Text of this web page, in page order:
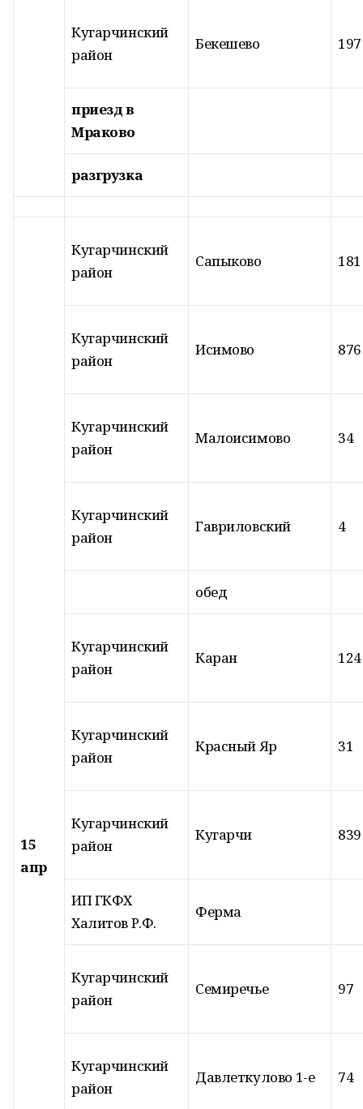
Кугарчинский
район
Бекешево 197
приезд в
Мраково
разгрузка
15
апр
Кугарчинский
район
Сапыково 181
Кугарчинский
район
Исимово 876
Кугарчинский
район
Малоисимово 34
Кугарчинский
район
Гавриловский 4
обед
Кугарчинский
район
Каран 124
Кугарчинский
район
Красный Яр 31
Кугарчинский
район
Кугарчи 839
ИП ГКФХ
Халитов Р.Ф.
Ферма
Кугарчинский
район
Семиречье 97
Кугарчинский
район
Давлеткулово 1-е 74